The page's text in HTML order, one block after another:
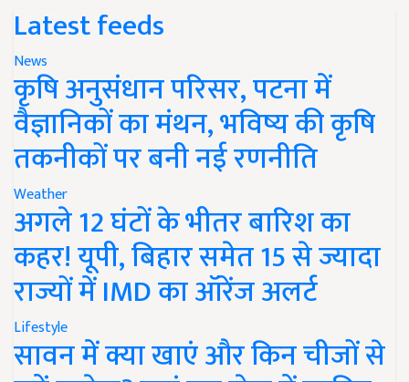
Latest feeds
News
कृषि अनुसंधान परिसर, पटना में
वैज्ञानिकों का मंथन, भविष्य की कृषि
तकनीकों पर बनी नई रणनीति
Weather
अगले 12 घंटों के भीतर बारिश का
कहर! यूपी, बिहार समेत 15 से ज्यादा
राज्यों में IMD का ऑरेंज अलर्ट
Lifestyle
सावन में क्या खाएं और किन चीजों से